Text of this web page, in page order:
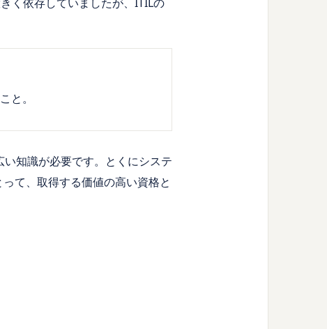
と。
知識が必要です。とくにシステ
て、取得する価値の高い資格と